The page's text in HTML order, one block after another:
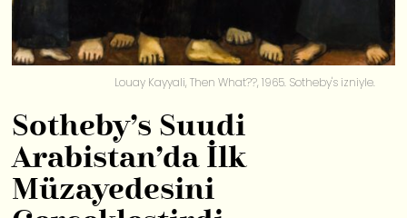
Louay Kayyali, Then What??, 1965. Sotheby's izniyle.
Sotheby’s Suudi
Arabistan’da İlk
Müzayedesini